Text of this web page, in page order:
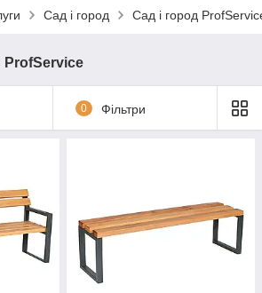
Сад і город Сад і город
ProfService
0 Фільтри